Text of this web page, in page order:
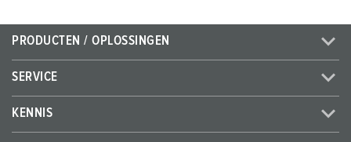
PRODUCTEN / OPLOSSINGEN
SERVICE
KENNIS